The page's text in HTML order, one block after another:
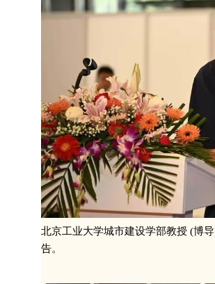
北京工业大学城市建设学部教授 (博
告。